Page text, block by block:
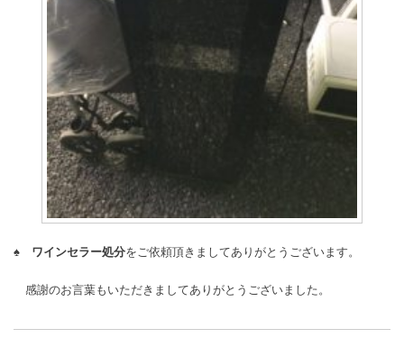
♠ ワインセラー処分をご依頼頂きましてありがとうございます。
感謝のお言葉もいただきましてありがとうございました。